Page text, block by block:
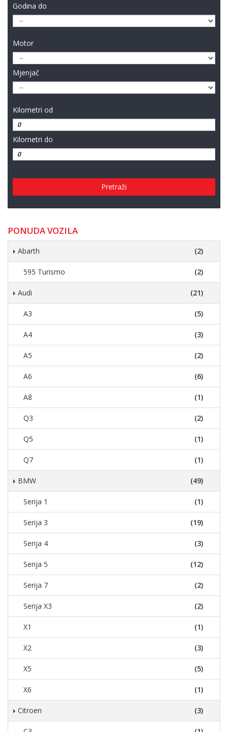
Godina do
Motor
Mjenjač
Kilometri od
Kilometri do
Pretraži
PONUDA VOZILA
Abarth (2)
595 Turismo (2)
Audi (21)
A3 (5)
A4 (3)
A5 (2)
A6 (6)
A8 (1)
Q3 (2)
Q5 (1)
Q7 (1)
BMW (49)
Serija 1 (1)
Serija 3 (19)
Serija 4 (3)
Serija 5 (12)
Serija 7 (2)
Serija X3 (2)
X1 (1)
X2 (3)
X5 (5)
X6 (1)
Citroen (3)